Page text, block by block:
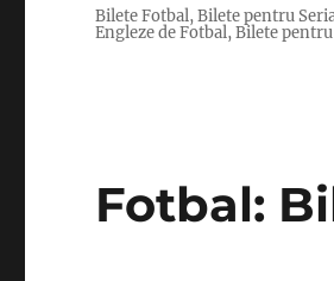
Bilete Fotbal, Bilete pentru
Engleze de Fotbal, Bilete
Fotbal: